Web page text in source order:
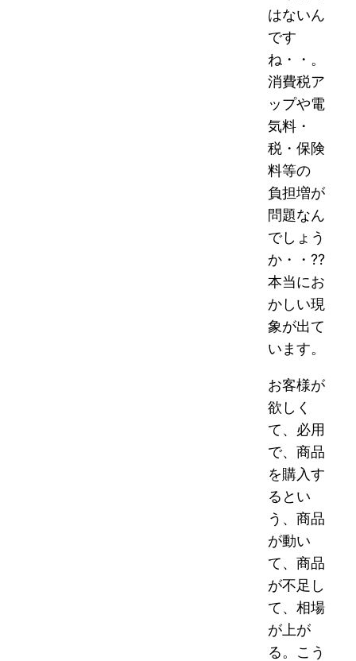
はないん
です
ね・・。
消費税ア
ップや電
気料・
税・保険
料等の
負担増が
問題なん
でしょう
か・・??
本当にお
かしい現
象が出て
います。
お客様が
欲しく
て、必用
で、商品
を購入す
るとい
う、商品
が動い
て、商品
が不足し
て、相場
が上が
る。こう